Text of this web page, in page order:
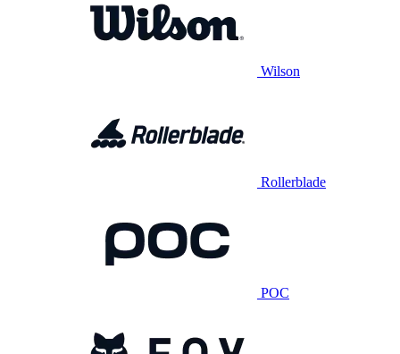
Wilson
Rollerblade
POC